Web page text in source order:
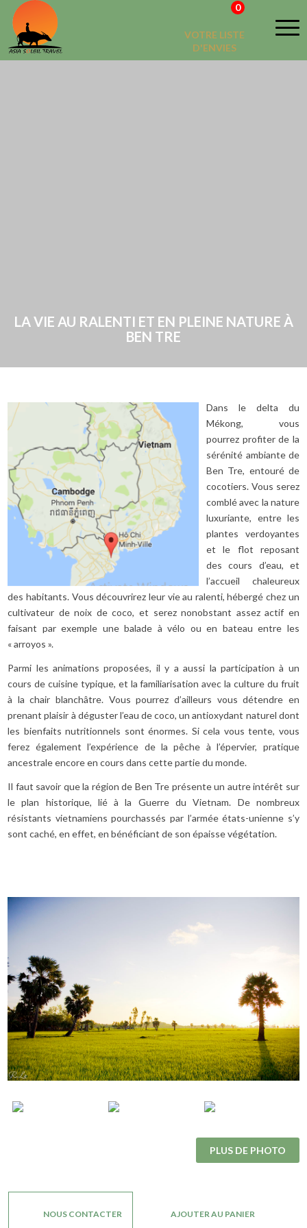
VOTRE LISTE
D'ENVIES
0
LA VIE AU RALENTI ET EN PLEINE NATURE À
BEN TRE
Dans le delta du
Mékong, vous
pourrez profiter de la
sérénité ambiante de
Ben Tre, entouré de
cocotiers. Vous serez
comblé avec la nature
luxuriante, entre les
plantes verdoyantes
et le flot reposant
des cours d’eau, et
l’accueil chaleureux
des habitants. Vous découvrirez leur vie au ralenti, hébergé chez un
cultivateur de noix de coco, et serez nonobstant assez actif en
faisant par exemple une balade à vélo ou en bateau entre les
« arroyos ».
Parmi les animations proposées, il y a aussi la participation à un
cours de cuisine typique, et la familiarisation avec la culture du fruit
à la chair blanchâtre. Vous pourrez d’ailleurs vous détendre en
prenant plaisir à déguster l’eau de coco, un antioxydant naturel dont
les bienfaits nutritionnels sont énormes. Si cela vous tente, vous
ferez également l’expérience de la pêche à l’épervier, pratique
ancestrale encore en cours dans cette partie du monde.
Il faut savoir que la région de Ben Tre présente un autre intérêt sur
le plan historique, lié à la Guerre du Vietnam. De nombreux
résistants vietnamiens pourchassés par l’armée états-unienne s’y
sont caché, en effet, en bénéficiant de son épaisse végétation.
PLUS DE PHOTO
NOUS CONTACTER AJOUTER AU PANIER